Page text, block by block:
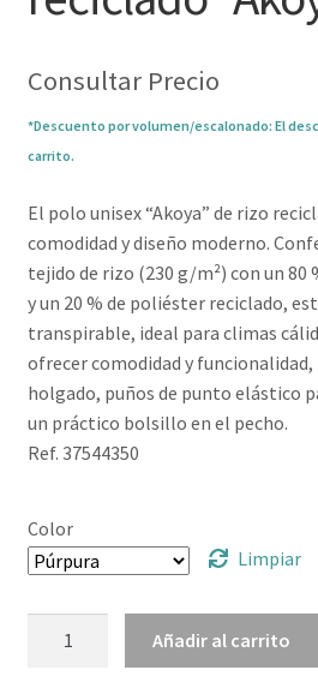
Consultar Precio
*Descuento por volumen/escalonado: El
carrito.
El polo unisex “Akoya” de rizo
comodidad y diseño moderno.
tejido de rizo (230 g/m²) con un 80
y un 20 % de poliéster reciclado,
transpirable, ideal para climas
ofrecer comodidad y
holgado, puños de punto elástico
un práctico bolsillo en el pecho.
Ref. 37544350
Color
Limpiar
Añadir al carrito